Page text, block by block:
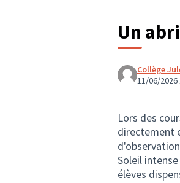
Un
Collège
11/06/2026
Lors des
directement
Soleil
élèves